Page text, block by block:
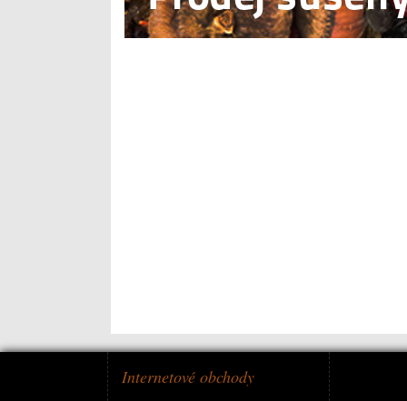
Internetové obchody